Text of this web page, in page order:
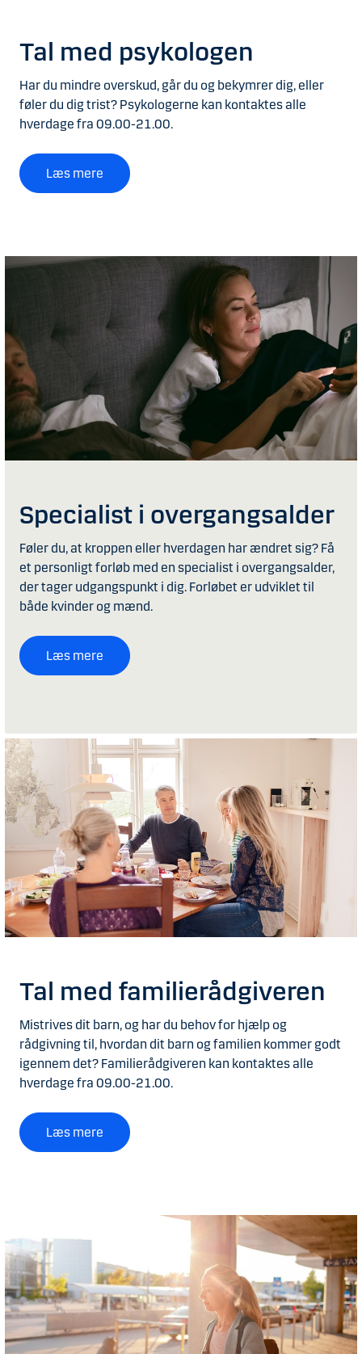
Tal med psykologen
Har du mindre overskud, går du og bekymrer dig, eller
føler du dig trist? Psykologerne kan kontaktes alle
hverdage fra 09.00-21.00.
Læs mere
Specialist i overgangsalder
Føler du, at kroppen eller hverdagen har ændret sig? Få
et personligt forløb med en specialist i overgangsalder,
der tager udgangspunkt i dig. Forløbet er udviklet til
både kvinder og mænd.
Læs mere
Tal med familierådgiveren
Mistrives dit barn, og har du behov for hjælp og
rådgivning til, hvordan dit barn og familien kommer godt
igennem det? Familierådgiveren kan kontaktes alle
hverdage fra 09.00-21.00.
Læs mere